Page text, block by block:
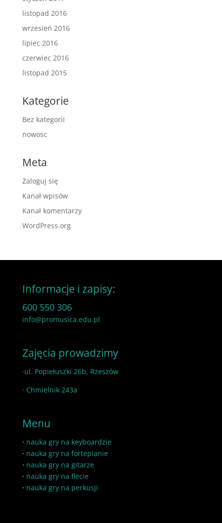
listopad 2016
wrzesień 2016
lipiec 2016
czerwiec 2016
listopad 2015
Kategorie
Bez kategorii
nowosc
Meta
Zaloguj się
Kanał wpisów
Kanał komentarzy
WordPress.org
Informacje i zapisy:
600 550 306
info@promusica.edu.pl
Zajęcia prowadzimy
·ul. Popiełuszki 26b, Rzeszów
· Chmielnik 243a
Menu
· nauka gry na keyboardzie
· nauka gry na fortepianie
· nauka gry na gitarze
· nauka gry na flecie
· nauka gry na perkusji